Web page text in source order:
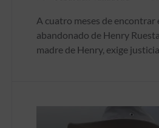
A cuatro meses de encontrar
abandonado de Henry
madre de Henry, exige